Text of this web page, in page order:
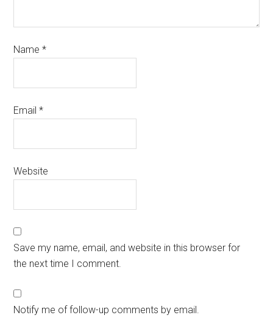
Name*
Email*
Website
Save my name, email, and website in this browser for
the next time I comment.
Notify me of follow-up comments by email.